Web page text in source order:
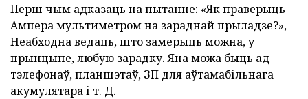
Перш чым адказаць на пытанне: «Як праверыць
Ампера мультиметром на зараднай прыладзе?»,
Неабходна ведаць, што замерыць можна, у
прынцыпе, любую зарадку. Яна можа быць ад
тэлефонаў, планшэтаў, ЗП для аўтамабільнага
акумулятара і т. Д.